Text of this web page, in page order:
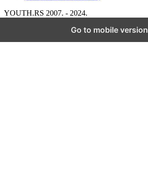
YOUTH.RS 2007. - 2024.
Go to mobile version